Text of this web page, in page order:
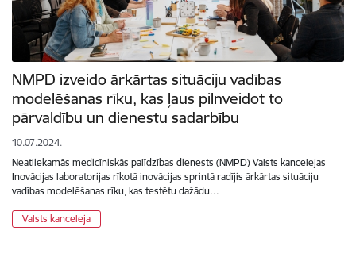
NMPD izveido ārkārtas situāciju vadības
modelēšanas rīku, kas ļaus pilnveidot to
pārvaldību un dienestu sadarbību
10.07.2024.
Neatliekamās medicīniskās palīdzības dienests (NMPD) Valsts kancelejas
Inovācijas laboratorijas rīkotā inovācijas sprintā radījis ārkārtas situāciju
vadības modelēšanas rīku, kas testētu dažādu…
Valsts kanceleja